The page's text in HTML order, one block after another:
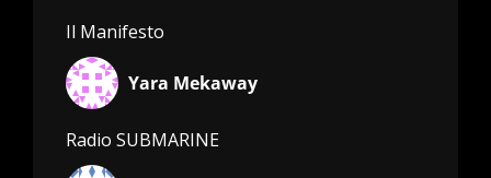
Il Manifesto
Yara Mekaway
Radio SUBMARINE